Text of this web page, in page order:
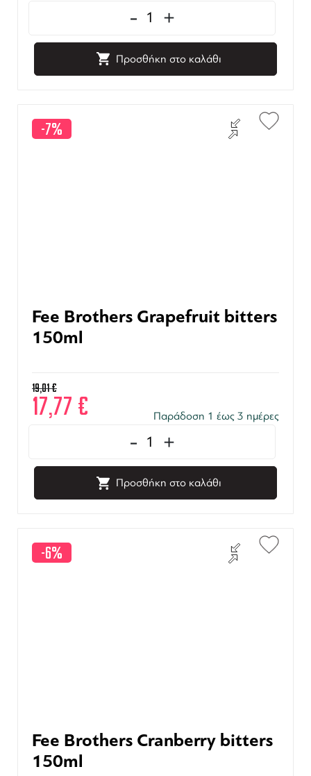
- +
Προσθήκη στο καλάθι
-7%
Fee Brothers Grapefruit bitters
150ml
19,01€
17,77 € Παράδοση 1 έως 3 ημέρες
- +
Προσθήκη στο καλάθι
-6%
Fee Brothers Cranberry bitters
150ml